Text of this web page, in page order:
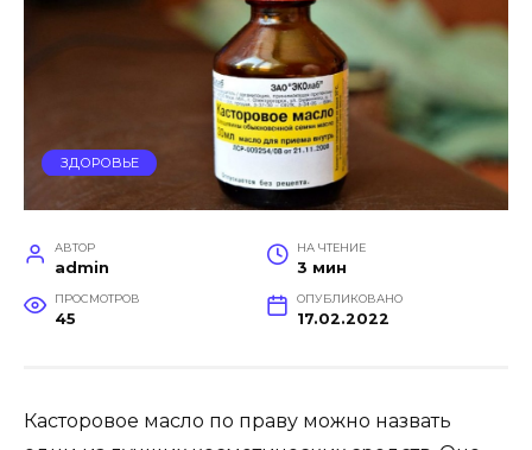
ЗДОРОВЬЕ
АВТОР
admin
НА ЧТЕНИЕ
3 мин
ПРОСМОТРОВ
45
ОПУБЛИКОВАНО
17.02.2022
Касторовое масло по праву можно назвать